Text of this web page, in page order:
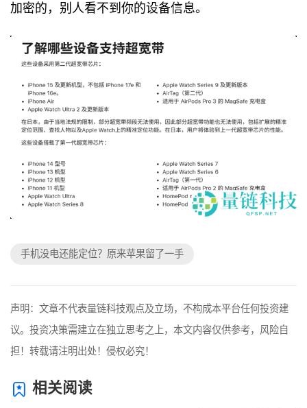
加密的，别人看不到你的设备信息。
手机没电还能定位？原来苹果留了一手
声明：文章不代表量链科技观点及立场，不构成本平台任何投资建
议。投资决策需建立在独立思考之上，本文内容仅供参考，风险自
担！转载请注明出处！侵权必究！
相关阅读